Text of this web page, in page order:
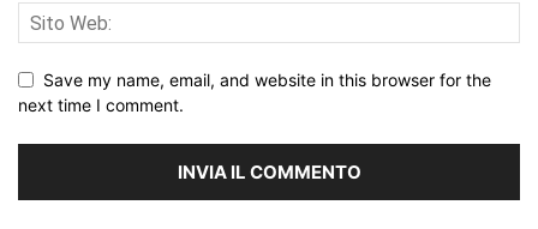
Save my name, email, and website in this browser for the
next time I comment.